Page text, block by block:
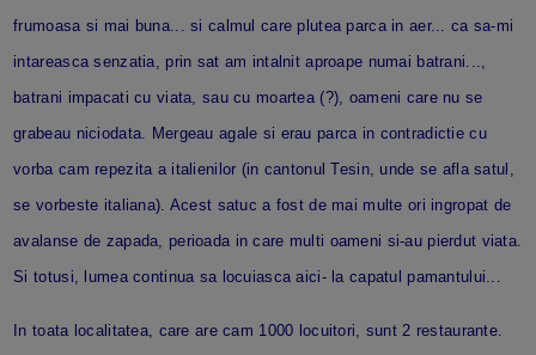
frumoasa si mai buna... si calmul care plutea parca in aer... ca sa-mi
intareasca senzatia, prin sat am intalnit aproape numai batrani...,
batrani impacati cu viata, sau cu moartea (?), oameni care nu se
grabeau niciodata. Mergeau agale si erau parca in contradictie cu
vorba cam repezita a italienilor (in cantonul Tesin, unde se afla satul,
se vorbeste italiana). Acest satuc a fost de mai multe ori ingropat de
avalanse de zapada, perioada in care multi oameni si-au pierdut viata.
Si totusi, lumea continua sa locuiasca aici- la capatul pamantului...
In toata localitatea, care are cam 1000 locuitori, sunt 2 restaurante.